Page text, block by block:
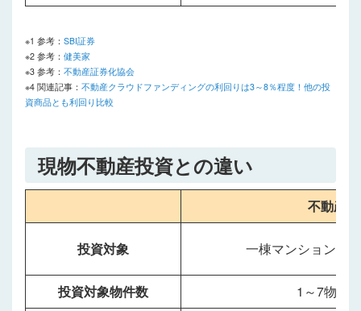
※1 参考： SBI証券
※2 参考： 健美家
※3 参考： 不動産証券化協会
※4 関連記事： 不動産クラウドファンディングの利回りは3～8％程度！他の投
資商品とも利回り比較
現物不動産投資との違い
不動産
投資対象 一棟マンション、
投資対象物件数
1～7物件